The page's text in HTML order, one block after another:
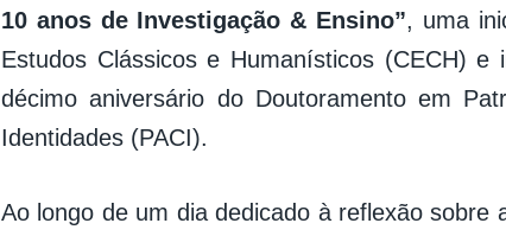
10 anos de Investigação & Ensino”, uma
Estudos Clássicos e Humanísticos (CECH) e
décimo aniversário do Doutoramento em
Identidades (PACI).
Ao longo de um dia dedicado à reflexão sobre